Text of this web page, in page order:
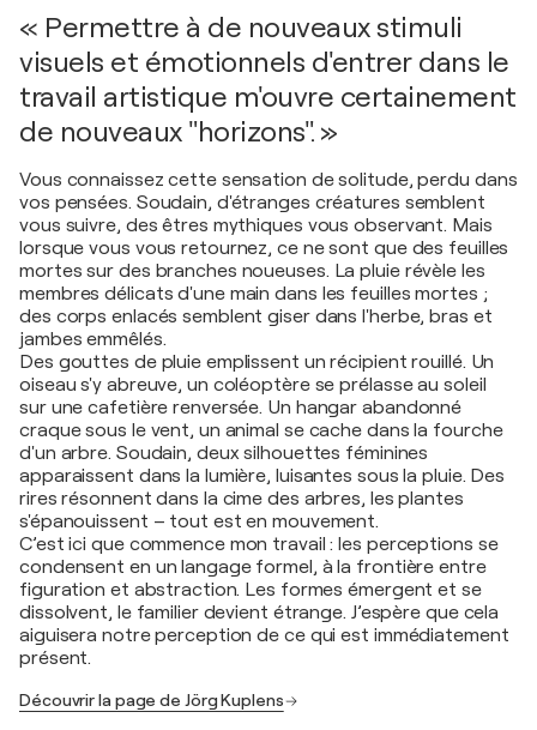
« Permettre à de nouveaux stimuli
visuels et émotionnels d'entrer dans le
travail artistique m'ouvre certainement
de nouveaux "horizons". »
Vous connaissez cette sensation de solitude, perdu dans
vos pensées. Soudain, d'étranges créatures semblent
vous suivre, des êtres mythiques vous observant. Mais
lorsque vous vous retournez, ce ne sont que des feuilles
mortes sur des branches noueuses. La pluie révèle les
membres délicats d'une main dans les feuilles mortes ;
des corps enlacés semblent giser dans l'herbe, bras et
jambes emmêlés.
Des gouttes de pluie emplissent un récipient rouillé. Un
oiseau s'y abreuve, un coléoptère se prélasse au soleil
sur une cafetière renversée. Un hangar abandonné
craque sous le vent, un animal se cache dans la fourche
d'un arbre. Soudain, deux silhouettes féminines
apparaissent dans la lumière, luisantes sous la pluie. Des
rires résonnent dans la cime des arbres, les plantes
s'épanouissent – tout est en mouvement.
C’est ici que commence mon travail : les perceptions se
condensent en un langage formel, à la frontière entre
figuration et abstraction. Les formes émergent et se
dissolvent, le familier devient étrange. J’espère que cela
aiguisera notre perception de ce qui est immédiatement
présent.
Découvrir la page de Jörg Kuplens